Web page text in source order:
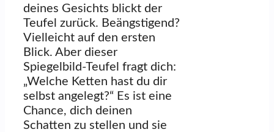
deines Gesichts blickt der
Teufel zurück. Beängstigend?
Vielleicht auf den ersten
Blick. Aber dieser
Spiegelbild-Teufel fragt dich:
„Welche Ketten hast du dir
selbst angelegt?“ Es ist eine
Chance, dich deinen
Schatten zu stellen und sie